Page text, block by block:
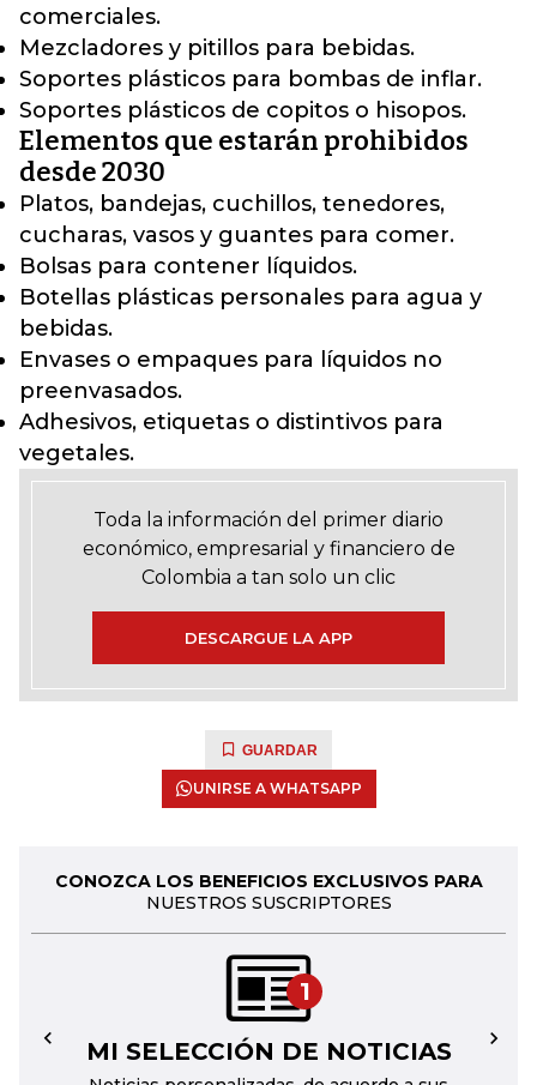
comerciales.
Mezcladores y pitillos para bebidas.
Soportes plásticos para bombas de inflar.
Soportes plásticos de copitos o hisopos.
Elementos que estarán prohibidos
desde 2030
Platos, bandejas, cuchillos, tenedores,
cucharas, vasos y guantes para comer.
Bolsas para contener líquidos.
Botellas plásticas personales para agua y
bebidas.
Envases o empaques para líquidos no
preenvasados.
Adhesivos, etiquetas o distintivos para
vegetales.
Toda la información del primer diario
económico, empresarial y financiero de
Colombia a tan solo un clic
DESCARGUE LA APP
GUARDAR
UNIRSE A WHATSAPP
CONOZCA LOS BENEFICIOS EXCLUSIVOS PARA
NUESTROS SUSCRIPTORES
1
MI SELECCIÓN DE NOTICIAS
← →